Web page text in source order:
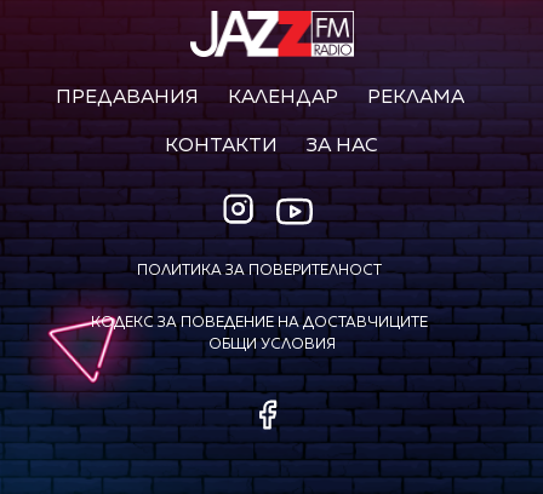
ПРЕДАВАНИЯ КАЛЕНДАР РЕКЛАМА
КОНТАКТИ ЗА НАС
ПОЛИТИКА ЗА ПОВЕРИТЕЛНОСТ
КОДЕКС ЗА ПОВЕДЕНИЕ НА ДОСТАВЧИЦИТЕ
ОБЩИ УСЛОВИЯ